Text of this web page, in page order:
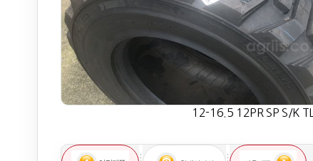
12-16.5 12PR SP S/K TL